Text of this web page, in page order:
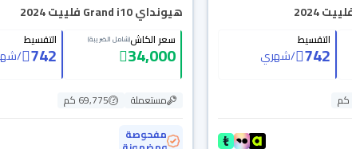
التقسيط
742
/شهري
هيونداي Grand i10 فلييت 2024
سعر الكاش(شامل الضريبة)
34,000
التقسيط
742
/
مستعملة
69,775 كم
مفحوصة